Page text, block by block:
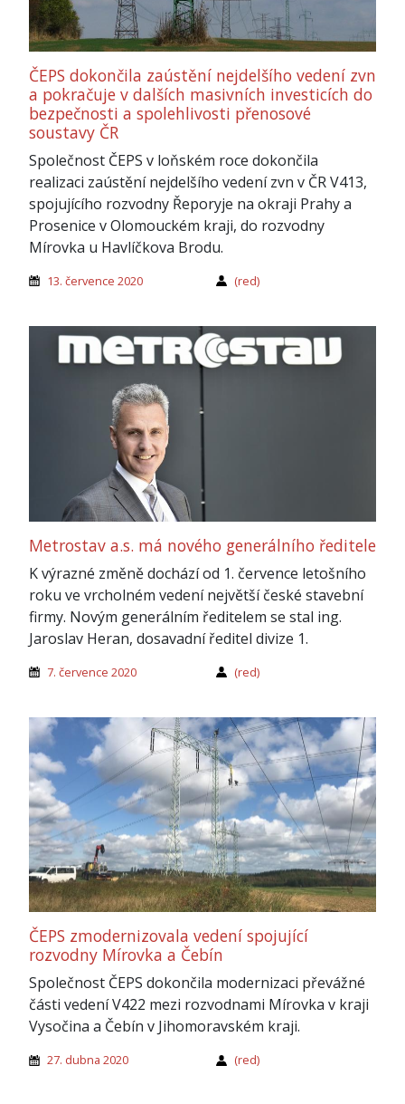
ČEPS dokončila zaústění nejdelšího vedení zvn
a pokračuje v dalších masivních investicích do
bezpečnosti a spolehlivosti přenosové
soustavy ČR
Společnost ČEPS v loňském roce dokončila
realizaci zaústění nejdelšího vedení zvn v ČR V413,
spojujícího rozvodny Řeporyje na okraji Prahy a
Prosenice v Olomouckém kraji, do rozvodny
Mírovka u Havlíčkova Brodu.
13. července 2020 (red)
Metrostav a.s. má nového generálního ředitele
K výrazné změně dochází od 1. července letošního
roku ve vrcholném vedení největší české stavební
firmy. Novým generálním ředitelem se stal ing.
Jaroslav Heran, dosavadní ředitel divize 1.
7. července 2020 (red)
ČEPS zmodernizovala vedení spojující
rozvodny Mírovka a Čebín
Společnost ČEPS dokončila modernizaci převážné
části vedení V422 mezi rozvodnami Mírovka v kraji
Vysočina a Čebín v Jihomoravském kraji.
27. dubna 2020 (red)